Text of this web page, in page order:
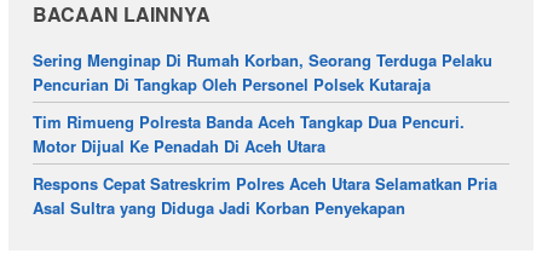
BACAAN LAINNYA
Sering Menginap Di Rumah Korban, Seorang Terduga Pelaku
Pencurian Di Tangkap Oleh Personel Polsek Kutaraja
Tim Rimueng Polresta Banda Aceh Tangkap Dua Pencuri.
Motor Dijual Ke Penadah Di Aceh Utara
Respons Cepat Satreskrim Polres Aceh Utara Selamatkan Pria
Asal Sultra yang Diduga Jadi Korban Penyekapan